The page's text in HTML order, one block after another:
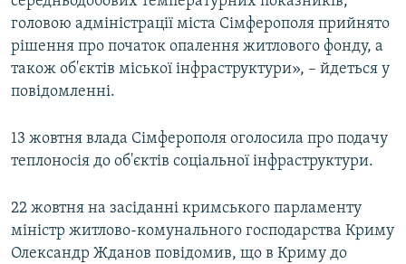
головою адміністрації міста Сімферополя прийнято
рішення про початок опалення житлового фонду, а
також об'єктів міської інфраструктури», – йдеться у
повідомленні.
13 жовтня влада Сімферополя оголосила про подачу
теплоносія до об'єктів соціальної інфраструктури.
22 жовтня на засіданні кримського парламенту
міністр житлово-комунального господарства Криму
Олександр Жданов повідомив, що в Криму до